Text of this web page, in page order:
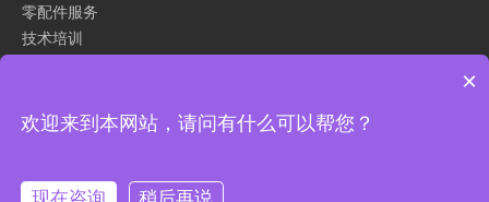
零配件服务
技术培训
×
欢迎来到本网站，请问有什么可以帮您？
现在咨询 稍后再说